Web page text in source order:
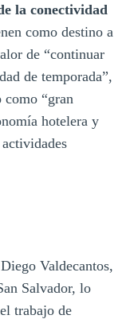
la conectividad
como destino a
de “continuar
de temporada”,
“gran
hotelera y
Valdecantos,
Salvador, lo
trabajo de